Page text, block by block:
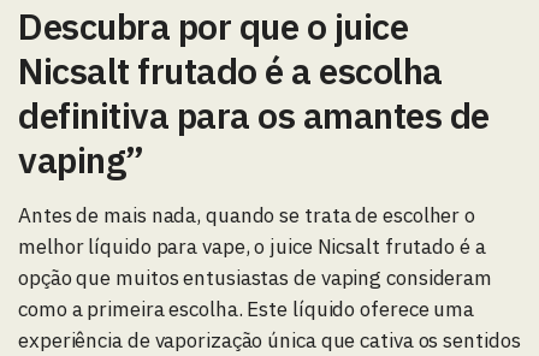
Descubra por que o juice
Nicsalt frutado é a escolha
definitiva para os amantes de
vaping”
Antes de mais nada, quando se trata de escolher o
melhor líquido para vape, o juice Nicsalt frutado é a
opção que muitos entusiastas de vaping consideram
como a primeira escolha. Este líquido oferece uma
experiência de vaporização única que cativa os sentidos